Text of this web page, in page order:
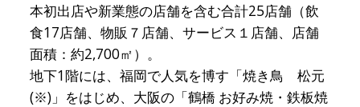
本初出店や新業態の店舗を含む合計25店舗（飲
食17店舗、物販７店舗、サービス１店舗、店舗
面積：約2,700㎡）。
地下1階には、福岡で人気を博す「焼き鳥 松元
(※)」をはじめ、大阪の「鶴橋 お好み焼・鉄板焼